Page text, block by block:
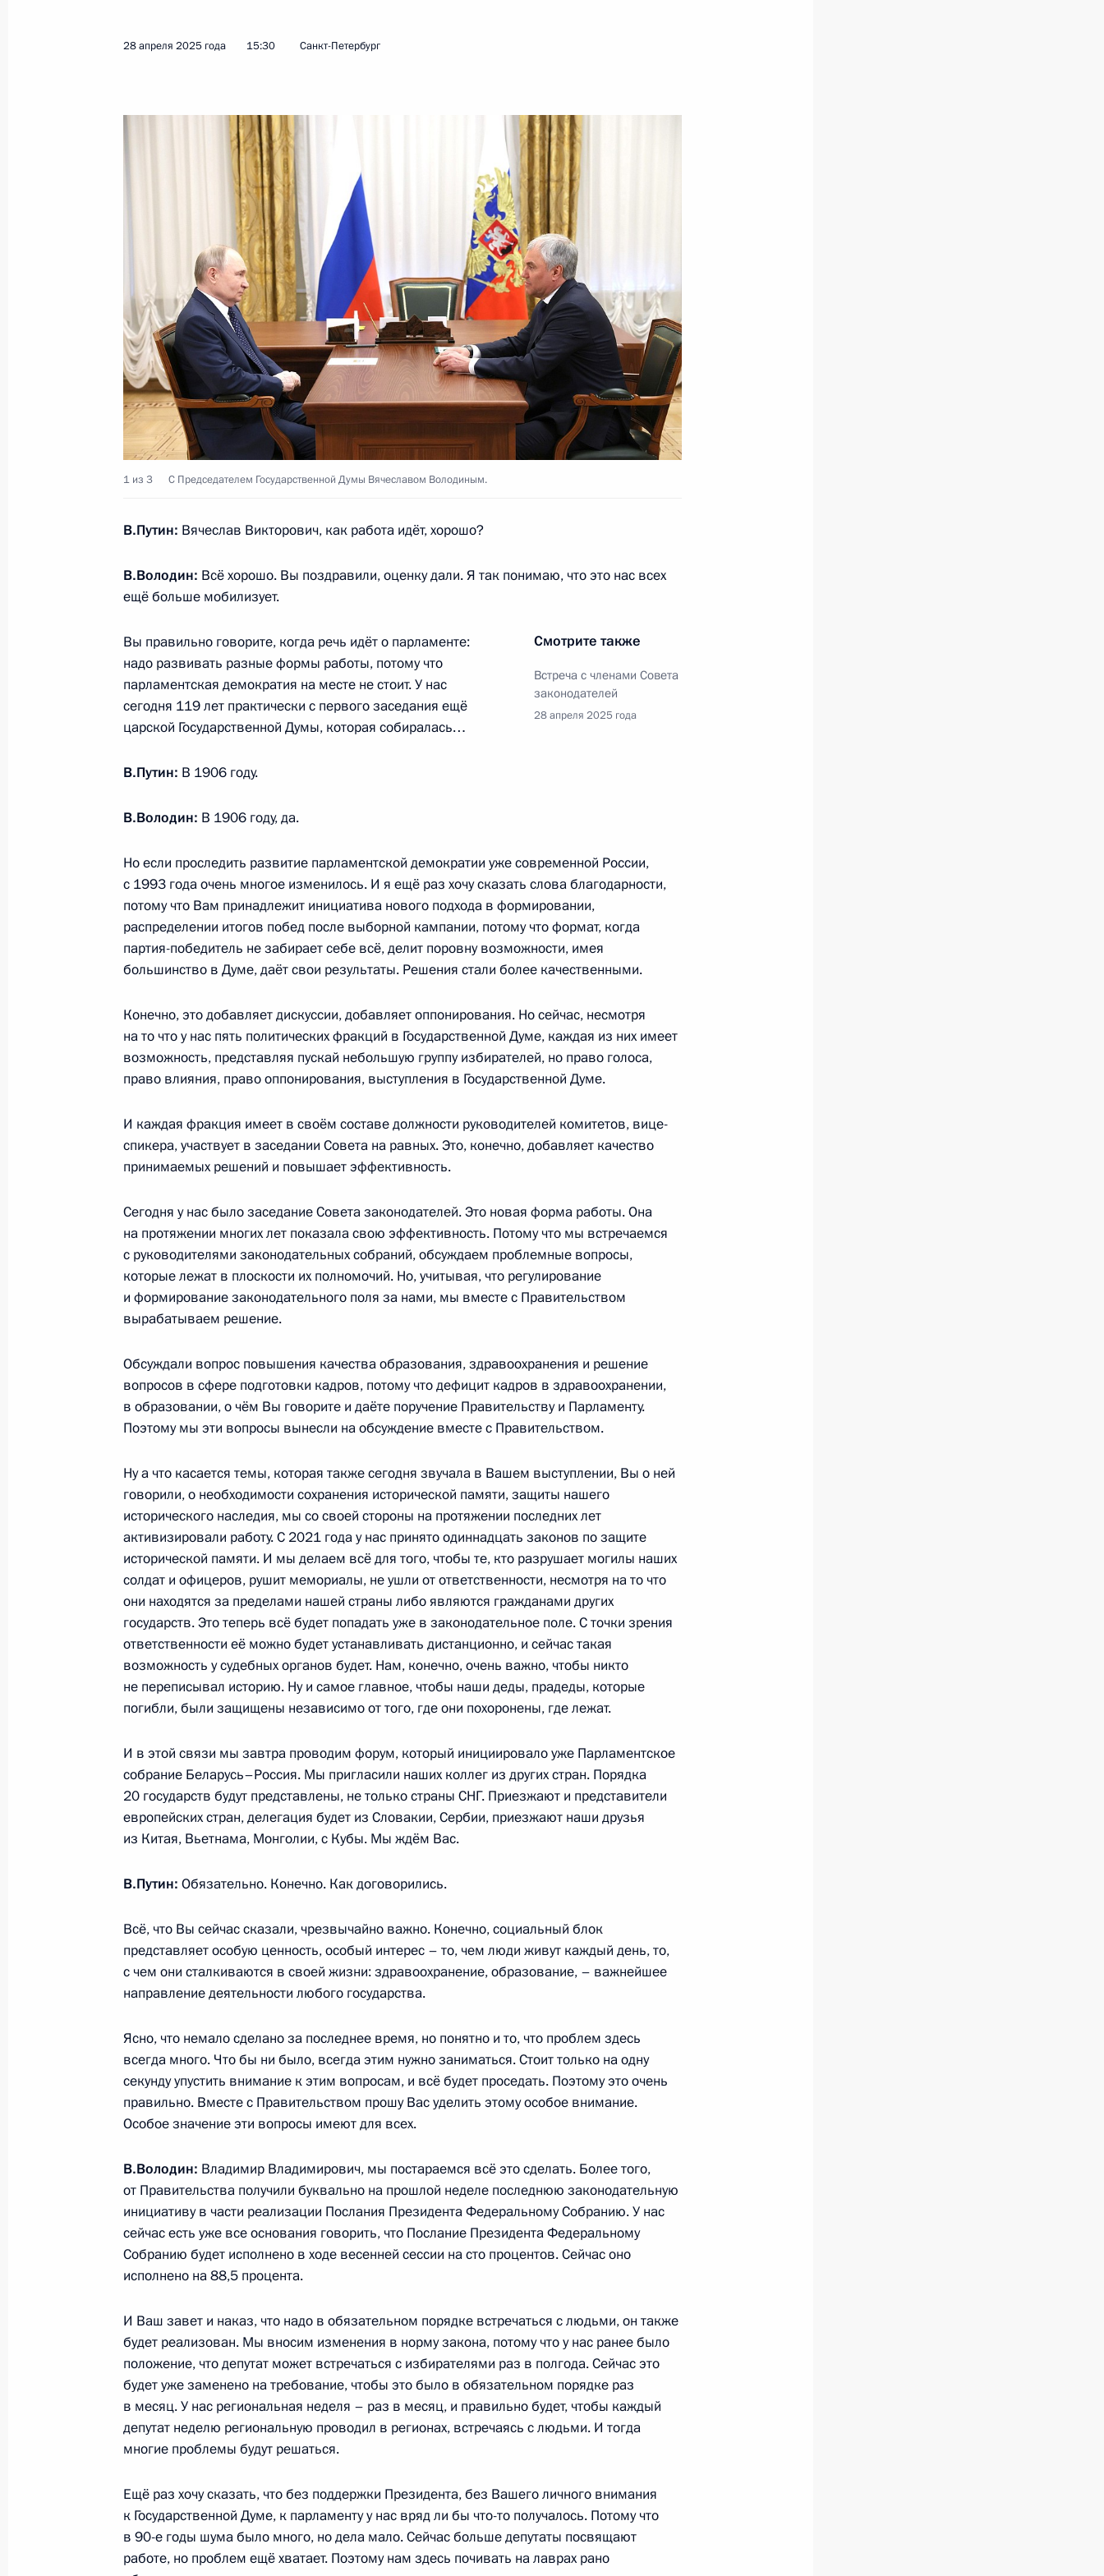
Показать следующие материалы
Встреча с врио губернатора Курской области Александром
21 мая 2025 года, 08:50 Курская область
19 мая 2025 года, понедельник
Заседание попечительского совета фонда «Талант и успех»
19 мая 2025 года, 22:10 Сириус
16 мая 2025 года, пятница
Совещание с постоянными членами Совета Безопасности
16 мая 2025 года, 13:50 Москва, Кремль
15 мая 2025 года, четверг
15 мая 2025 года, 14:20 Москва, Кремль
12 мая 2025 года, понедельник
Встреча с губернатором Ивановской области Станиславом
Воскресенским
7 мая 2025 года, среда
Встреча с Президентом Монголии Ухнагийн Хурэлсухом
7 мая 2025 года, 20:10 Москва, Кремль
Рабочая встреча с главой Чечни Рамзаном Кадыровым
Российско-венесуэльские переговоры
7 мая 2025 года, 17:05 Москва, Кремль
19
6 мая 2025 года, вторник
6 мая 2025 года, 14:10 Москва, Кремль
5 мая 2025 года, понедельник
5 мая 2025 года, 13:40 Москва, Кремль
Встреча с губернатором Волгоградской области Андреем
Бочаровым
29 апреля 2025 года, 22:10 Волгоград
6
Встреча с Президентом Белоруссии Александром Лукашенко
29 апреля 2025 года, 17:40 Волгоград
Международный форум Союзного государства «Великое
29 апреля 2025 года, 16:40 Волгоград
28 апреля 2025 года, понедельник
Бегловым
Встреча с Председателем Совета Федерации Валентиной
28 апреля 2025 года, 16:00 Санкт-Петербург
Встреча с Председателем Государственной Думы Вячеславом
28 апреля 2025 года, 15:30 Санкт-Петербург
24 апреля 2025 года, четверг
Совещание по экономическим вопросам
23 апреля 2025 года, среда
Заседание Военно-промышленной комиссии
23 апреля 2025 года, 12:45 Москва, Кремль
19 апреля 2025 года, суббота
Встреча с начальником Генштаба Вооружённых Сил Валерием
28 апреля 2025 года 15:30 Санкт-Петербург
1 из 3 С Председателем Государственной Думы Вячеславом Володиным.
В.Путин: Вячеслав Викторович, как работа идёт, хорошо?
В.Володин: Всё хорошо. Вы поздравили, оценку дали. Я так понимаю, что это нас всех
ещё больше мобилизует.
Смотрите также
Встреча с членами Совета
законодателей
28 апреля 2025 года
Вы правильно говорите, когда речь идёт о парламенте:
надо развивать разные формы работы, потому что
парламентская демократия на месте не стоит. У нас
сегодня 119 лет практически с первого заседания ещё
царской Государственной Думы, которая собиралась…
В.Путин: В 1906 году.
В.Володин: В 1906 году, да.
Но если проследить развитие парламентской демократии уже современной России,
с 1993 года очень многое изменилось. И я ещё раз хочу сказать слова благодарности,
потому что Вам принадлежит инициатива нового подхода в формировании,
распределении итогов побед после выборной кампании, потому что формат, когда
партия-победитель не забирает себе всё, делит поровну возможности, имея
большинство в Думе, даёт свои результаты. Решения стали более качественными.
Конечно, это добавляет дискуссии, добавляет оппонирования. Но сейчас, несмотря
на то что у нас пять политических фракций в Государственной Думе, каждая из них имеет
возможность, представляя пускай небольшую группу избирателей, но право голоса,
право влияния, право оппонирования, выступления в Государственной Думе.
И каждая фракция имеет в своём составе должности руководителей комитетов, вице-
спикера, участвует в заседании Совета на равных. Это, конечно, добавляет качество
принимаемых решений и повышает эффективность.
Сегодня у нас было заседание Совета законодателей. Это новая форма работы. Она
на протяжении многих лет показала свою эффективность. Потому что мы встречаемся
с руководителями законодательных собраний, обсуждаем проблемные вопросы,
которые лежат в плоскости их полномочий. Но, учитывая, что регулирование
и формирование законодательного поля за нами, мы вместе с Правительством
вырабатываем решение.
Обсуждали вопрос повышения качества образования, здравоохранения и решение
вопросов в сфере подготовки кадров, потому что дефицит кадров в здравоохранении,
в образовании, о чём Вы говорите и даёте поручение Правительству и Парламенту.
Поэтому мы эти вопросы вынесли на обсуждение вместе с Правительством.
Ну а что касается темы, которая также сегодня звучала в Вашем выступлении, Вы о ней
говорили, о необходимости сохранения исторической памяти, защиты нашего
исторического наследия, мы со своей стороны на протяжении последних лет
активизировали работу. С 2021 года у нас принято одиннадцать законов по защите
исторической памяти. И мы делаем всё для того, чтобы те, кто разрушает могилы наших
солдат и офицеров, рушит мемориалы, не ушли от ответственности, несмотря на то что
они находятся за пределами нашей страны либо являются гражданами других
государств. Это теперь всё будет попадать уже в законодательное поле. С точки зрения
ответственности её можно будет устанавливать дистанционно, и сейчас такая
возможность у судебных органов будет. Нам, конечно, очень важно, чтобы никто
не переписывал историю. Ну и самое главное, чтобы наши деды, прадеды, которые
погибли, были защищены независимо от того, где они похоронены, где лежат.
И в этой связи мы завтра проводим форум, который инициировало уже Парламентское
собрание Беларусь–Россия. Мы пригласили наших коллег из других стран. Порядка
20 государств будут представлены, не только страны СНГ. Приезжают и представители
европейских стран, делегация будет из Словакии, Сербии, приезжают наши друзья
из Китая, Вьетнама, Монголии, с Кубы. Мы ждём Вас.
В.Путин: Обязательно. Конечно. Как договорились.
Всё, что Вы сейчас сказали, чрезвычайно важно. Конечно, социальный блок
представляет особую ценность, особый интерес – то, чем люди живут каждый день, то,
с чем они сталкиваются в своей жизни: здравоохранение, образование, – важнейшее
направление деятельности любого государства.
Ясно, что немало сделано за последнее время, но понятно и то, что проблем здесь
всегда много. Что бы ни было, всегда этим нужно заниматься. Стоит только на одну
секунду упустить внимание к этим вопросам, и всё будет проседать. Поэтому это очень
правильно. Вместе с Правительством прошу Вас уделить этому особое внимание.
Особое значение эти вопросы имеют для всех.
В.Володин: Владимир Владимирович, мы постараемся всё это сделать. Более того,
от Правительства получили буквально на прошлой неделе последнюю законодательную
инициативу в части реализации Послания Президента Федеральному Собранию. У нас
сейчас есть уже все основания говорить, что Послание Президента Федеральному
Собранию будет исполнено в ходе весенней сессии на сто процентов. Сейчас оно
исполнено на 88,5 процента.
И Ваш завет и наказ, что надо в обязательном порядке встречаться с людьми, он также
будет реализован. Мы вносим изменения в норму закона, потому что у нас ранее было
положение, что депутат может встречаться с избирателями раз в полгода. Сейчас это
будет уже заменено на требование, чтобы это было в обязательном порядке раз
в месяц. У нас региональная неделя – раз в месяц, и правильно будет, чтобы каждый
депутат неделю региональную проводил в регионах, встречаясь с людьми. И тогда
многие проблемы будут решаться.
Ещё раз хочу сказать, что без поддержки Президента, без Вашего личного внимания
к Государственной Думе, к парламенту у нас вряд ли бы что-то получалось. Потому что
в 90-е годы шума было много, но дела мало. Сейчас больше депутаты посвящают
работе, но проблем ещё хватает. Поэтому нам здесь почивать на лаврах рано